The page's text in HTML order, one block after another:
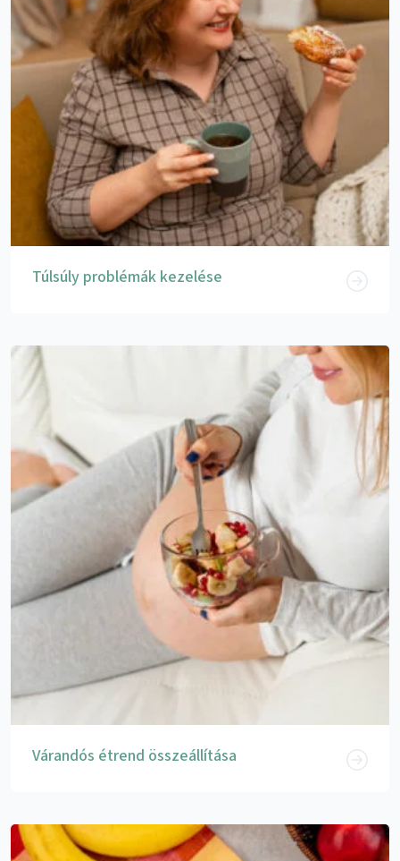
Túlsúly problémák kezelése
Várandós étrend összeállítása